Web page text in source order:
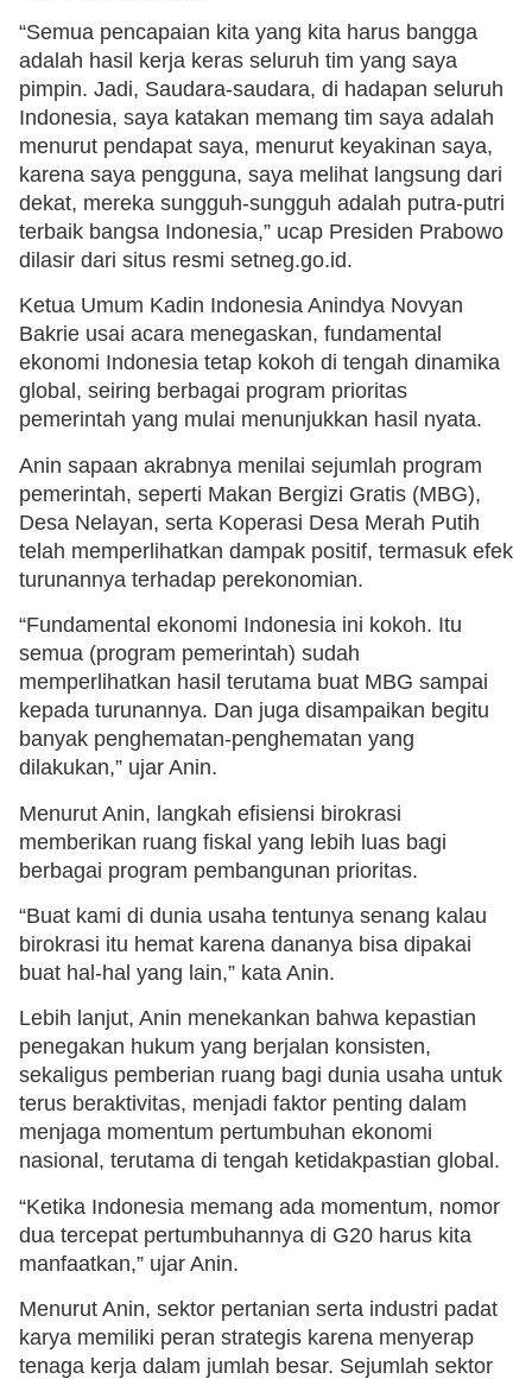
“Semua pencapaian kita yang kita harus bangga
adalah hasil kerja keras seluruh tim yang saya
pimpin. Jadi, Saudara-saudara, di hadapan seluruh
Indonesia, saya katakan memang tim saya adalah
menurut pendapat saya, menurut keyakinan saya,
karena saya pengguna, saya melihat langsung dari
dekat, mereka sungguh-sungguh adalah putra-putri
terbaik bangsa Indonesia,” ucap Presiden Prabowo
dilasir dari situs resmi setneg.go.id.
Ketua Umum Kadin Indonesia Anindya Novyan
Bakrie usai acara menegaskan, fundamental
ekonomi Indonesia tetap kokoh di tengah dinamika
global, seiring berbagai program prioritas
pemerintah yang mulai menunjukkan hasil nyata.
Anin sapaan akrabnya menilai sejumlah program
pemerintah, seperti Makan Bergizi Gratis (MBG),
Desa Nelayan, serta Koperasi Desa Merah Putih
telah memperlihatkan dampak positif, termasuk efek
turunannya terhadap perekonomian.
“Fundamental ekonomi Indonesia ini kokoh. Itu
semua (program pemerintah) sudah
memperlihatkan hasil terutama buat MBG sampai
kepada turunannya. Dan juga disampaikan begitu
banyak penghematan-penghematan yang
dilakukan,” ujar Anin.
Menurut Anin, langkah efisiensi birokrasi
memberikan ruang fiskal yang lebih luas bagi
berbagai program pembangunan prioritas.
“Buat kami di dunia usaha tentunya senang kalau
birokrasi itu hemat karena dananya bisa dipakai
buat hal-hal yang lain,” kata Anin.
Lebih lanjut, Anin menekankan bahwa kepastian
penegakan hukum yang berjalan konsisten,
sekaligus pemberian ruang bagi dunia usaha untuk
terus beraktivitas, menjadi faktor penting dalam
menjaga momentum pertumbuhan ekonomi
nasional, terutama di tengah ketidakpastian global.
“Ketika Indonesia memang ada momentum, nomor
dua tercepat pertumbuhannya di G20 harus kita
manfaatkan,” ujar Anin.
Menurut Anin, sektor pertanian serta industri padat
karya memiliki peran strategis karena menyerap
tenaga kerja dalam jumlah besar. Sejumlah sektor